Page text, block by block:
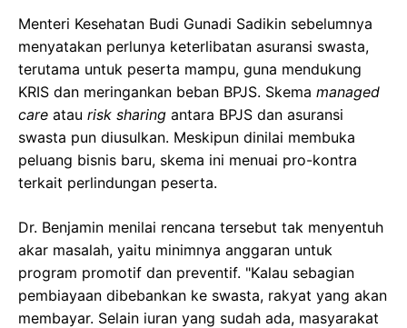
Menteri Kesehatan Budi Gunadi Sadikin sebelumnya
menyatakan perlunya keterlibatan asuransi swasta,
terutama untuk peserta mampu, guna mendukung
KRIS dan meringankan beban BPJS. Skema managed
care atau risk sharing antara BPJS dan asuransi
swasta pun diusulkan. Meskipun dinilai membuka
peluang bisnis baru, skema ini menuai pro-kontra
terkait perlindungan peserta.
Dr. Benjamin menilai rencana tersebut tak menyentuh
akar masalah, yaitu minimnya anggaran untuk
program promotif dan preventif. "Kalau sebagian
pembiayaan dibebankan ke swasta, rakyat yang akan
membayar. Selain iuran yang sudah ada, masyarakat